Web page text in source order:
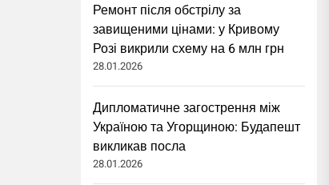
Ремонт після обстрілу за
завищеними цінами: у Кривому
Розі викрили схему на 6 млн грн
28.01.2026
Дипломатичне загострення між
Україною та Угорщиною: Будапешт
викликав посла
28.01.2026